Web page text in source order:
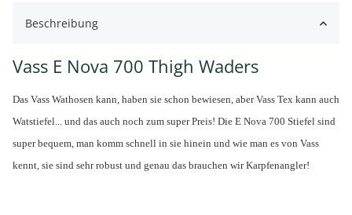
Beschreibung
Vass E Nova 700 Thigh Waders
Das Vass Wathosen kann, haben sie schon bewiesen, aber Vass Tex kann auch
Watstiefel... und das auch noch zum super Preis! Die E Nova 700 Stiefel sind
super bequem, man komm schnell in sie hinein und wie man es von Vass
kennt, sie sind sehr robust und genau das brauchen wir Karpfenangler!